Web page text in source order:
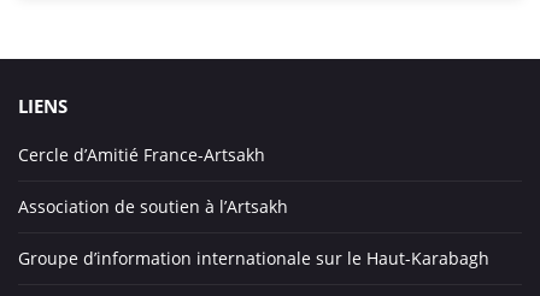
LIENS
Cercle d’Amitié France-Artsakh
Association de soutien à l’Artsakh
Groupe d’information internationale sur le Haut-Karabagh